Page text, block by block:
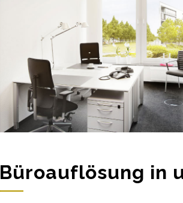
Büroauflösung in